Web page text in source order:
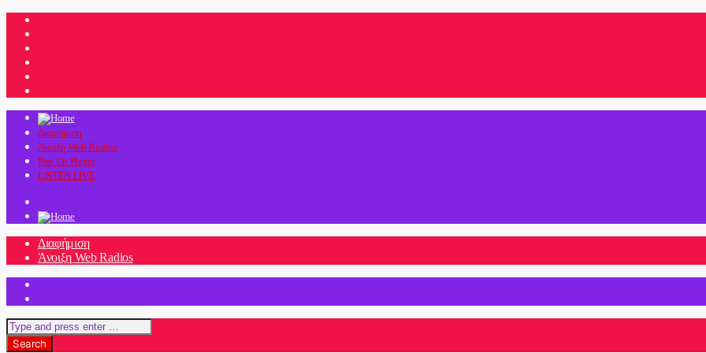
Διαφήμιση
Άνοιξη Web Radios
Pop Up Player
LISTEN LIVE
Διαφήμιση
Άνοιξη Web Radios